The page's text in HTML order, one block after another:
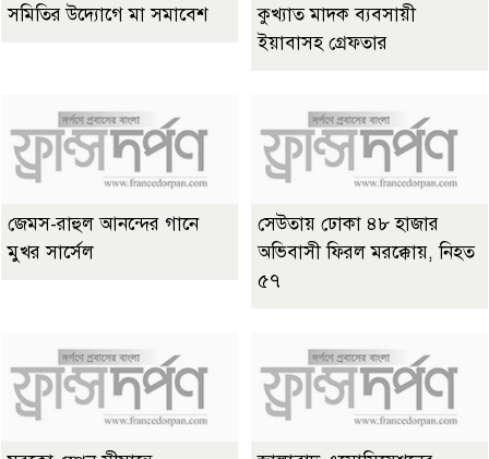
সমিতির উদ্যোগে মা সমাবেশ
কুখ্যাত মাদক ব্যবসায়ী
ইয়াবাসহ গ্রেফতার
জেমস-রাহুল আনন্দের গানে
মুখর সার্সেল
সেউতায় ঢোকা ৪৮ হাজার
অভিবাসী ফিরল মরক্কোয়, নিহত
৫৭